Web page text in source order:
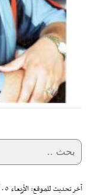
آخر تحديث للموقع: الأربعاء ٠٥ أغسطس ٢٠٢٦